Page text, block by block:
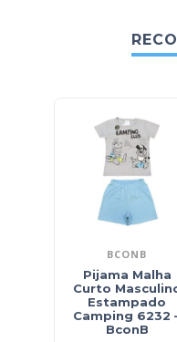
BCONB
Pijama Malha
Curto
Estampado
Camping 6232
BconB